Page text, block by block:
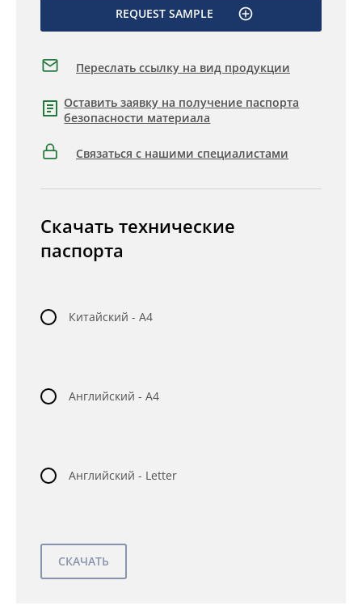
REQUEST SAMPLE
Переслать ссылку на вид продукции
Оставить заявку на получение паспорта
безопасности материала
Связаться с нашими специалистами
Скачать технические
паспорта
Китайский - A4
Английский - A4
Английский - Letter